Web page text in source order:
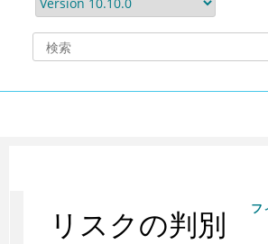
フ
リスクの判別